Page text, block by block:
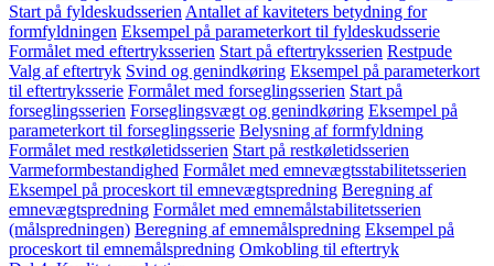
Start på fyldeskudsserien Antallet af kaviteters betydning for
formfyldningen Eksempel på parameterkort til fyldeskudsserie
Formålet med eftertryksserien Start på eftertryksserien Restpude
Valg af eftertryk Svind og genindkøring Eksempel på parameterkort
til eftertryksserie Formålet med forseglingsserien Start på
forseglingsserien Forseglingsvægt og genindkøring Eksempel på
parameterkort til forseglingsserie Belysning af formfyldning
Formålet med restkøletidsserien Start på restkøletidsserien
Varmeformbestandighed Formålet med emnevægtsstabilitetsserien
Eksempel på proceskort til emnevægtspredning Beregning af
emnevægtspredning Formålet med emnemålstabilitetsserien
(målspredningen) Beregning af emnemålspredning Eksempel på
proceskort til emnemålspredning Omkobling til eftertryk